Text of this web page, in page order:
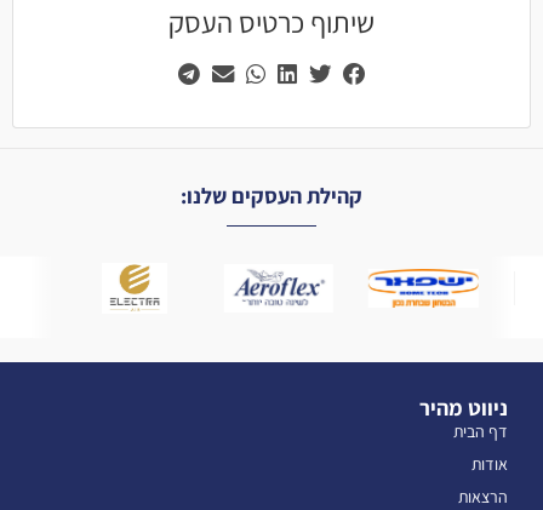
שיתוף כרטיס העסק
קהילת העסקים שלנו:
ניווט מהיר
דף הבית
אודות
הרצאות